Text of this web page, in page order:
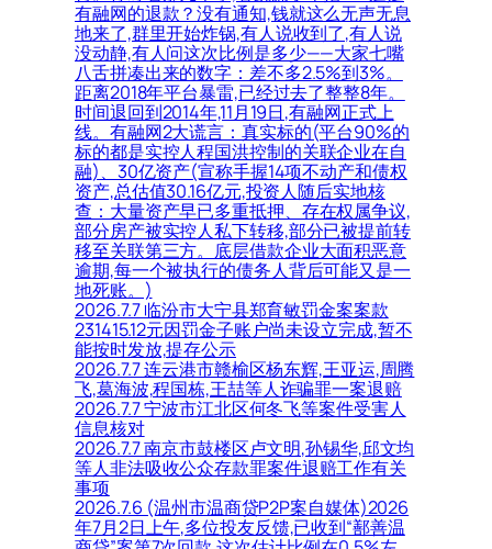
有融网的退款？没有通知,钱就这么无声无息
地来了,群里开始炸锅,有人说收到了,有人说
没动静,有人问这次比例是多少——大家七嘴
八舌拼凑出来的数字：差不多2.5%到3%。
距离2018年平台暴雷,已经过去了整整8年。
时间退回到2014年,11月19日,有融网正式上
线。有融网2大谎言：真实标的(平台90%的
标的都是实控人程国洪控制的关联企业在自
融)、30亿资产(宣称手握14项不动产和债权
资产,总估值30.16亿元,投资人随后实地核
查：大量资产早已多重抵押、存在权属争议,
部分房产被实控人私下转移,部分已被提前转
移至关联第三方。底层借款企业大面积恶意
逾期,每一个被执行的债务人背后可能又是一
地死账。)
2026.7.7 临汾市大宁县郑育敏罚金案案款
231415.12元因罚金子账户尚未设立完成,暂不
能按时发放,提存公示
2026.7.7 连云港市赣榆区杨东辉,王亚运,周腾
飞,葛海波,程国栋,王喆等人诈骗罪一案退赔
2026.7.7 宁波市江北区何冬飞等案件受害人
信息核对
2026.7.7 南京市鼓楼区卢文明,孙锡华,邱文均
等人非法吸收公众存款罪案件退赔工作有关
事项
2026.7.6 (温州市温商贷P2P案自媒体)2026
年7月2日上午,多位投友反馈,已收到“鄯善温